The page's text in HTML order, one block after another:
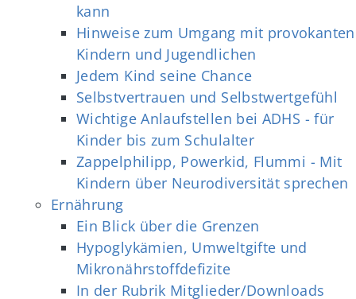
kann
Hinweise zum Umgang mit provokanten
Kindern und Jugendlichen
Jedem Kind seine Chance
Selbstvertrauen und Selbstwertgefühl
Wichtige Anlaufstellen bei ADHS - für
Kinder bis zum Schulalter
Zappelphilipp, Powerkid, Flummi - Mit
Kindern über Neurodiversität sprechen
Ernährung
Ein Blick über die Grenzen
Hypoglykämien, Umweltgifte und
Mikronährstoffdefizite
In der Rubrik Mitglieder/Downloads